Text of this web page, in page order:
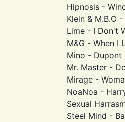
Hipnosis -
Klein & M.B.O
Lime - I Don't
M&G - When I
Mino - Dupont
Mr. Master -
Mirage -
NoaNoa -
Sexual
Steel Mind -